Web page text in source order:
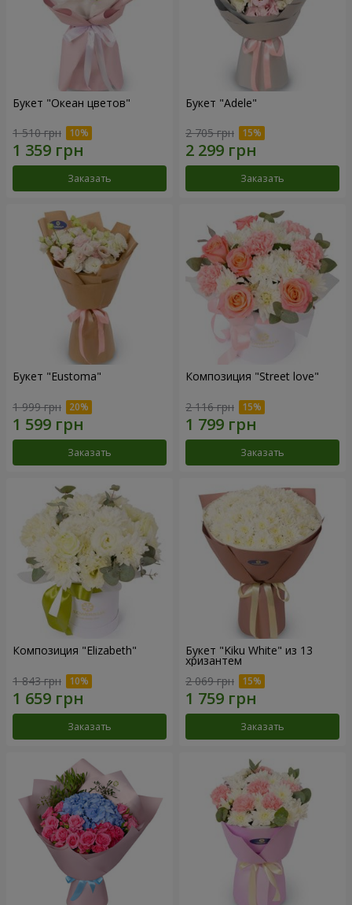
Букет "Океан цветов"
1 510 грн
Заказать
Букет "Adele"
2 705 грн
Заказать
Букет "Eustoma"
1 999 грн
Заказать
Композиция "Street love"
2 116 грн
Заказать
Композиция "Elizabeth"
1 843 грн
Заказать
Букет "Kiku White" из 13
хризантем
2 069 грн
Заказать